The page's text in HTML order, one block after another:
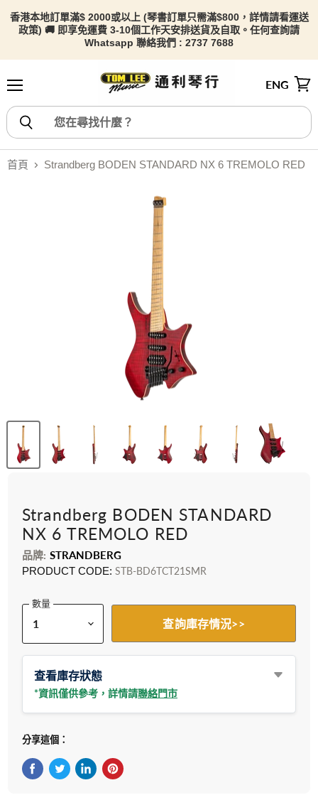
香港本地訂單滿$ 2000或以上 (琴書訂單只需滿$800，詳情請看運送
政策) 🚚 即享免運費 3-10個工作天安排送貨及自取。任何查詢請
Whatsapp 聯絡我們 : 2737 7688
ENG
首頁 Strandberg BODEN STANDARD NX 6 TREMOLO RED
Strandberg BODEN STANDARD
NX 6 TREMOLO RED
品牌: STRANDBERG
PRODUCT CODE: STB-BD6TCT21SMR
數量
查詢庫存情況>>
查看庫存狀態
*資訊僅供參考，詳情請聯絡門市
分享這個：